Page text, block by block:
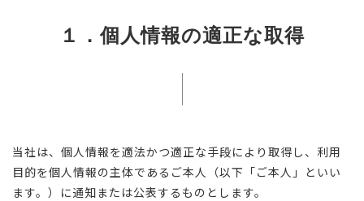
１．個人情報の適正な取得
当社は、個人情報を適法かつ適正な手段により取得し、利用
目的を個人情報の主体であるご本人（以下「ご本人」といい
ます。）に通知または公表するものとします。